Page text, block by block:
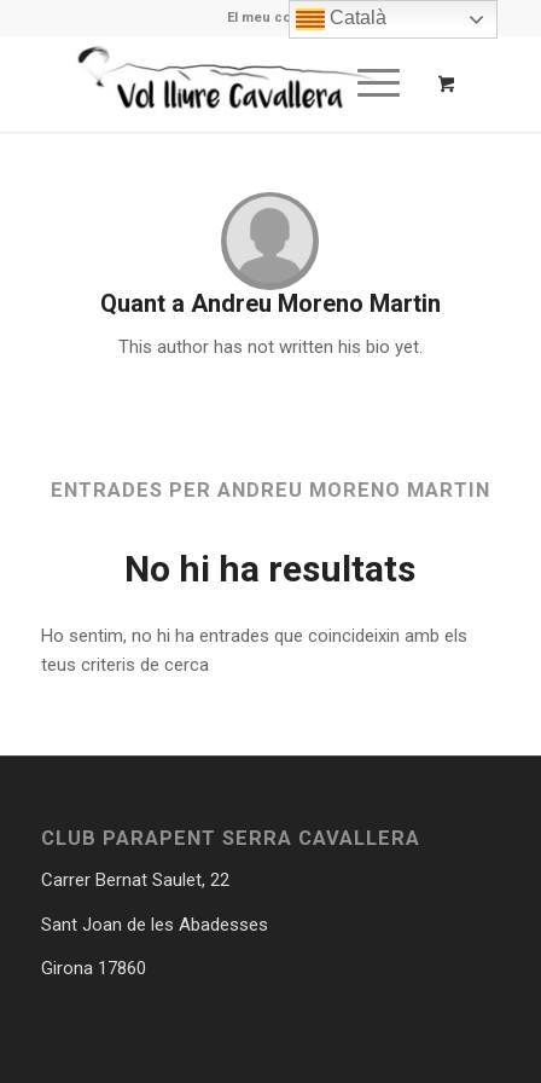
El meu compte
Quant a Andreu Moreno Martin
This author has not written his bio yet.
ENTRADES PER ANDREU MORENO MARTIN
No hi ha resultats
Ho sentim, no hi ha entrades que coincideixin amb els
teus criteris de cerca
CLUB PARAPENT SERRA CAVALLERA
Carrer Bernat Saulet, 22
Sant Joan de les Abadesses
Girona 17860
Català